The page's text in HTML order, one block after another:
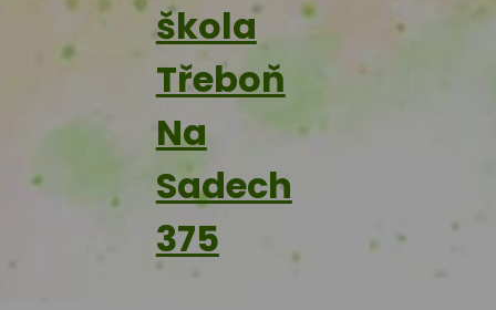
škola
Třeboň
Na
Sadech
375